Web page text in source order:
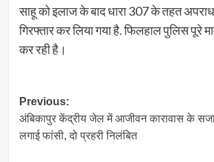
साहू को इलाज के बाद धारा 307 के तहत
गिरफ्तार कर लिया गया है. फिलहाल पुलिस पूरे
कर रही है।
Post
navigation
Previous:
अंबिकापुर केंद्रीय जेल में आजीवन कारावास के
लगाई फांसी, दो प्रहरी निलंबित